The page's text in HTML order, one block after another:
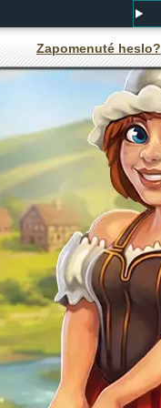
Zapomenuté heslo?